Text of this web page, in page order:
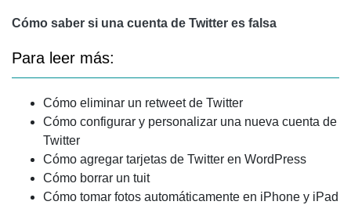
Cómo saber si una cuenta de Twitter es falsa
Para leer más:
Cómo eliminar un retweet de Twitter
Cómo configurar y personalizar una nueva cuenta de
Twitter
Cómo agregar tarjetas de Twitter en WordPress
Cómo borrar un tuit
Cómo tomar fotos automáticamente en iPhone y iPad